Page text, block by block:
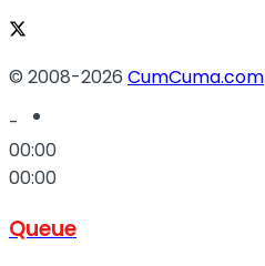
© 2008-2026 CumCuma.com
-
00:00
00:00
Queue